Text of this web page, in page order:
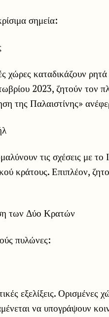
σημεία:
χώρες καταδικάζουν ρητά
2023, ζητούν τον
της Παλαιστίνης»
τις σχέσεις με το
κράτους. Επιπλέον,
των Δύο Κρατών
πυλώνες:
εξελίξεις. Ορισμένες
να υπογράψουν